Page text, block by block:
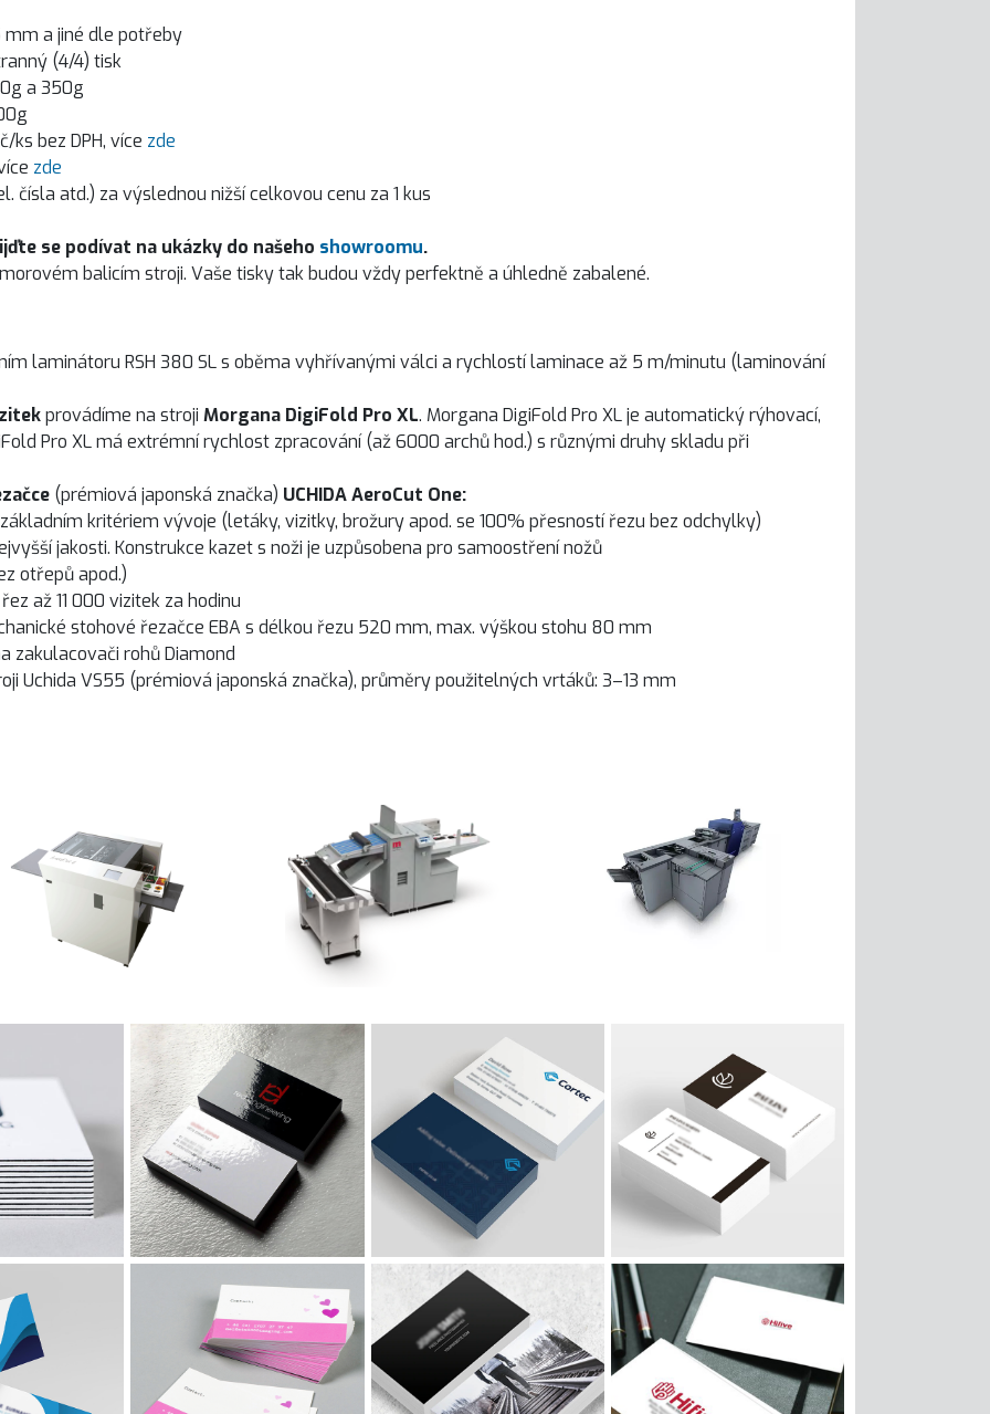
a jiné dle potřeby
(4/4) tisk
a 350g
ks bez DPH, více zde
zde
čísla atd.) za výslednou nižší celkovou cenu za 1 kus
se podívat na ukázky do našeho showroomu.
balicím stroji. Vaše tisky tak budou vždy perfektně a úhledně zabalené.
laminátoru RSH 380 SL s oběma vyhřívanými válci a rychlostí laminace až 5 m/minutu (laminování
provádíme na stroji Morgana DigiFold Pro XL. Morgana DigiFold Pro XL je automatický rýhovací,
Pro XL má extrémní rychlost zpracování (až 6000 archů hod.) s různými druhy skladu při
(prémiová japonská značka) UCHIDA AeroCut One:
kritériem vývoje (letáky, vizitky, brožury apod. se 100% přesností řezu bez odchylky)
jakosti. Konstrukce kazet s noži je uzpůsobena pro samoostření nožů
otřepů apod.)
až 11 000 vizitek za hodinu
stohové řezačce EBA s délkou řezu 520 mm, max. výškou stohu 80 mm
zakulacovači rohů Diamond
Uchida VS55 (prémiová japonská značka), průměry použitelných vrtáků: 3–13 mm